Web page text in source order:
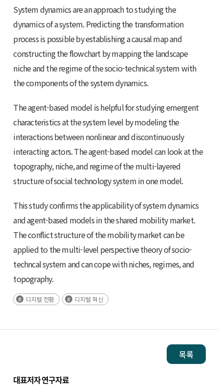
System dynamics are an approach to studying the
dynamics of a system. Predicting the transformation
process is possible by establishing a causal map and
constructing the flowchart by mapping the landscape
niche and the regime of the socio-technical system with
the components of the system dynamics.
The agent-based model is helpful for studying emergent
characteristics at the system level by modeling the
interactions between nonlinear and discontinuously
interacting actors. The agent-based model can look at the
topography, niche, and regime of the multi-layered
structure of social technology system in one model.
This study confirms the applicability of system dynamics
and agent-based models in the shared mobility market.
The conflict structure of the mobility market can be
applied to the multi-level perspective theory of socio-
techncal system and can cope with niches, regimes, and
topography.
디지털 전환 디지털 혁신
목록
대표저자 연구자료